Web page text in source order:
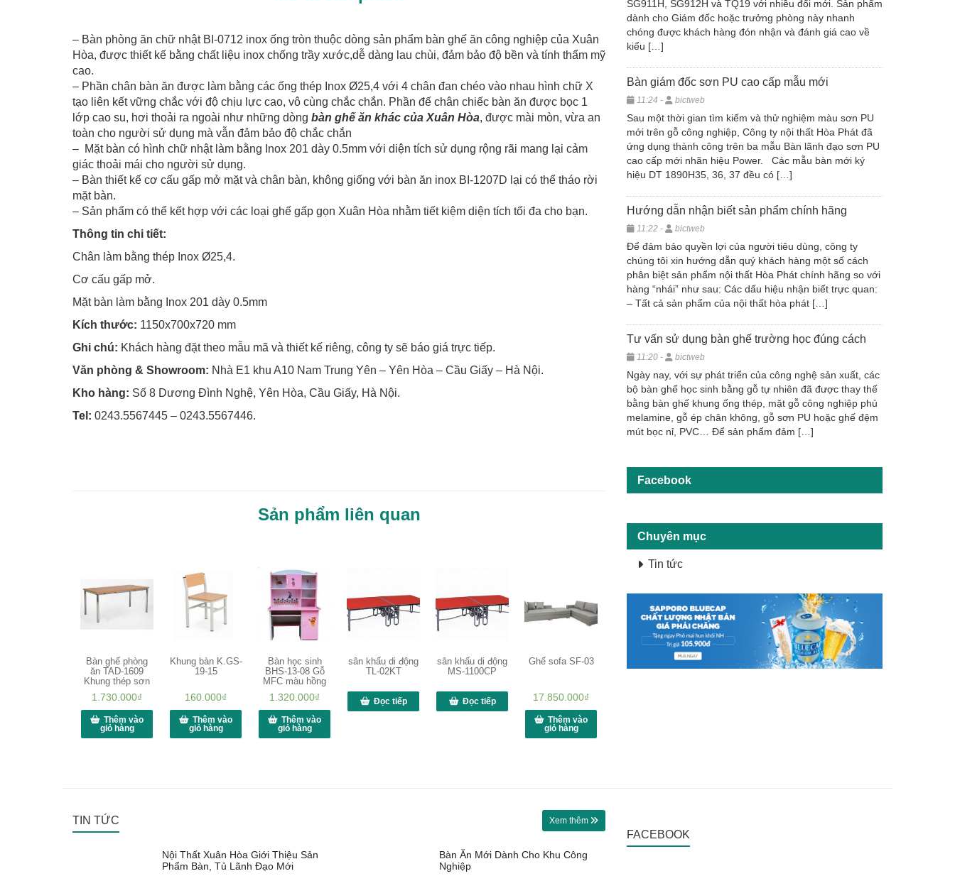
– Bàn phòng ăn chữ nhật BI-0712 inox ống tròn thuộc dòng sản phẩm bàn ghế ăn công nghiệp của Xuân
Hòa, được thiết kế bằng chất liệu inox chống trầy xước,dễ dàng lau chùi, đảm bảo độ bền và tính thẩm mỹ
cao.
– Phần chân bàn ăn được làm bằng các ống thép Inox Ø25,4 với 4 chân đan chéo vào nhau hình chữ X
tạo liên kết vững chắc với độ chịu lực cao, vô cùng chắc chắn. Phần đế chân chiếc bàn ăn được bọc 1
lớp cao su, hơi thoải ra ngoài như những dòng bàn ghế ăn khác của Xuân Hòa, được mài mòn, vừa an
toàn cho người sử dụng mà vẫn đảm bảo độ chắc chắn
– Mặt bàn có hình chữ nhật làm bằng Inox 201 dày 0.5mm với diện tích sử dụng rộng rãi mang lại cảm
giác thoải mái cho người sử dụng.
– Bàn thiết kế cơ cấu gấp mở mặt và chân bàn, không giống với bàn ăn inox BI-1207D lại có thể tháo rời
mặt bàn.
– Sản phẩm có thể kết hợp với các loại ghế gấp gọn Xuân Hòa nhằm tiết kiệm diện tích tối đa cho bạn.
Thông tin chi tiết:
Chân làm bằng thép Inox Ø25,4.
Cơ cấu gấp mở.
Mặt bàn làm bằng Inox 201 dày 0.5mm
Kích thước: 1150x700x720 mm
Ghi chú: Khách hàng đặt theo mẫu mã và thiết kế riêng, công ty sẽ báo giá trực tiếp.
Văn phòng & Showroom: Nhà E1 khu A10 Nam Trung Yên – Yên Hòa – Cầu Giấy – Hà Nội.
Kho hàng: Số 8 Dương Đình Nghệ, Yên Hòa, Cầu Giấy, Hà Nội.
Tel: 0243.5567445 – 0243.5567446.
Sản phẩm liên quan
Bàn ghế phòng
ăn TAD-1609
Khung thép sơn
1.730.000₫
Thêm vào
giỏ hàng
Khung bàn K.GS-
19-15
160.000₫
Thêm vào
giỏ hàng
Bàn học sinh
BHS-13-08 Gỗ
MFC màu hồng
1.320.000₫
Thêm vào
giỏ hàng
sân khấu di động
TL-02KT
Đọc tiếp
sân khấu di động
MS-1100CP
Đọc tiếp
Ghế sofa SF-03
17.850.000₫
Thêm vào
giỏ hàng
SG911H, SG912H và TQ19 với nhiều đổi mới. Sản phẩm
dành cho Giám đốc hoặc trưởng phòng này nhanh
chóng được khách hàng đón nhận và đánh giá cao về
kiểu […]
Bàn giám đốc sơn PU cao cấp mẫu mới
11:24 - bictweb
Sau một thời gian tìm kiếm và thử nghiệm màu sơn PU
mới trên gỗ công nghiệp, Công ty nội thất Hòa Phát đã
ứng dụng thành công trên ba mẫu Bàn lãnh đạo sơn PU
cao cấp mới nhãn hiệu Power. Các mẫu bàn mới ký
hiệu DT 1890H35, 36, 37 đều có […]
Hướng dẫn nhận biết sản phẩm chính hãng
11:22 - bictweb
Để đảm bảo quyền lợi của người tiêu dùng, công ty
chúng tôi xin hướng dẫn quý khách hàng một số cách
phân biệt sản phẩm nội thất Hòa Phát chính hãng so với
hàng “nhái” như sau: Các dấu hiệu nhận biết trực quan:
– Tất cả sản phẩm của nội thất hòa phát […]
Tư vấn sử dụng bàn ghế trường học đúng cách
11:20 - bictweb
Ngày nay, với sự phát triển của công nghệ sản xuất, các
bộ bàn ghế học sinh bằng gỗ tự nhiên đã được thay thế
bằng bàn ghế khung ống thép, mặt gỗ công nghiệp phủ
melamine, gỗ ép chân không, gỗ sơn PU hoặc ghế đệm
mút bọc nỉ, PVC… Để sản phẩm đảm […]
Facebook
Chuyên mục
Tin tức
TIN TỨC Xem thêm
Nội Thất Xuân Hòa Giới Thiệu Sản
Phẩm Bàn, Tủ Lãnh Đạo Mới
Bàn Ăn Mới Dành Cho Khu Công
Nghiệp
FACEBOOK